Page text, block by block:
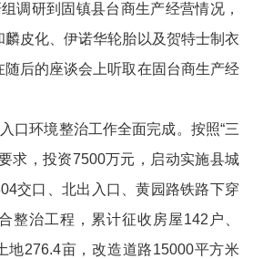
调研到固镇县台商生产经营情况，
皮化、伊诺华轮胎以及贺特士制衣
后的座谈会上听取在固台商生产经
口环境整治工作全面完成。按照“三
求，投资7500万元，启动实施县城
交口、北出入口、黄园路铁路下穿
整治工程，累计征收房屋142户、
地276.4亩，改造道路15000平方米